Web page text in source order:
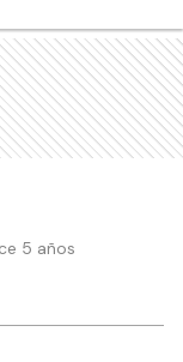
5 años